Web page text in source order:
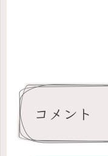
コメント